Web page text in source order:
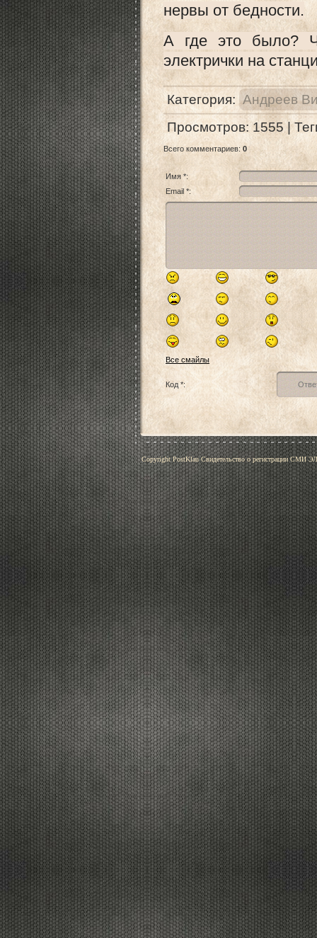
нервы от бедности.
А где это было?
электрички на
Категория: Андреев
Просмотров: 1555 |
Всего комментариев: 0
Имя *:
Email *:
Все смайлы
Код *:
Copyright PostKlau Свидетельство о регистрации СМИ